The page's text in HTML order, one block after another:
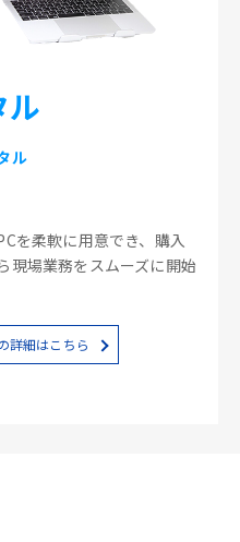
ル
ル
を柔軟に用意でき、購入
現場業務をスムーズに開始
詳細はこちら